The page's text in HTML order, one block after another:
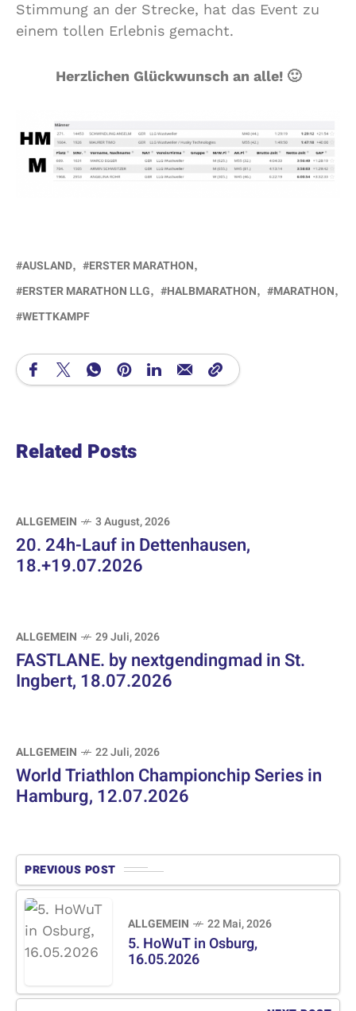
Stimmung an der Strecke, hat das Event zu
einem tollen Erlebnis gemacht.
Herzlichen Glückwunsch an alle! 🙂
AUSLAND
ERSTER MARATHON
ERSTER MARATHON LLG
HALBMARATHON
MARATHON
WETTKAMPF
Related Posts
ALLGEMEIN 3 August, 2026
20. 24h-Lauf in Dettenhausen,
18.+19.07.2026
ALLGEMEIN 29 Juli, 2026
FASTLANE. by nextgendingmad in St.
Ingbert, 18.07.2026
ALLGEMEIN 22 Juli, 2026
World Triathlon Championchip Series in
Hamburg, 12.07.2026
PREVIOUS POST
ALLGEMEIN 22 Mai, 2026
5. HoWuT in Osburg,
16.05.2026